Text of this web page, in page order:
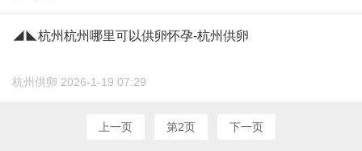
◢◣杭州杭州哪里可以供卵怀孕-杭州供卵
杭州供卵 2026-1-19 07:29
上一页 第2页 下一页